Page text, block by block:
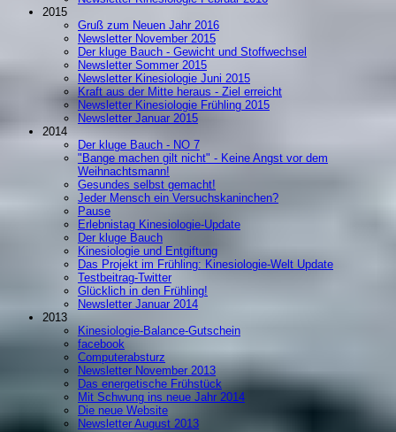
2015
Gruß zum Neuen Jahr 2016
Newsletter November 2015
Der kluge Bauch - Gewicht und Stoffwechsel
Newsletter Sommer 2015
Newsletter Kinesiologie Juni 2015
Kraft aus der Mitte heraus - Ziel erreicht
Newsletter Kinesiologie Frühling 2015
Newsletter Januar 2015
2014
Der kluge Bauch - NO 7
"Bange machen gilt nicht" - Keine Angst vor dem
Weihnachtsmann!
Gesundes selbst gemacht!
Jeder Mensch ein Versuchskaninchen?
Pause
Erlebnistag Kinesiologie-Update
Der kluge Bauch
Kinesiologie und Entgiftung
Das Projekt im Frühling: Kinesiologie-Welt Update
Testbeitrag-Twitter
Glücklich in den Frühling!
Newsletter Januar 2014
2013
Kinesiologie-Balance-Gutschein
facebook
Computerabsturz
Newsletter November 2013
Das energetische Frühstück
Mit Schwung ins neue Jahr 2014
Die neue Website
Newsletter August 2013